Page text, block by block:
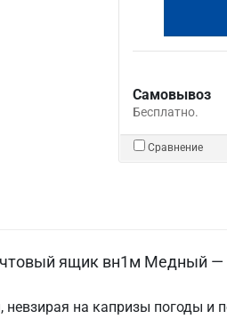
Самовывоз
Бесплатно.
Сравнение
ящик вн1м Медный
на капризы погоды и